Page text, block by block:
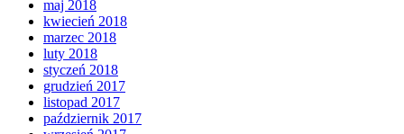
maj 2018
kwiecień 2018
marzec 2018
luty 2018
styczeń 2018
grudzień 2017
listopad 2017
październik 2017